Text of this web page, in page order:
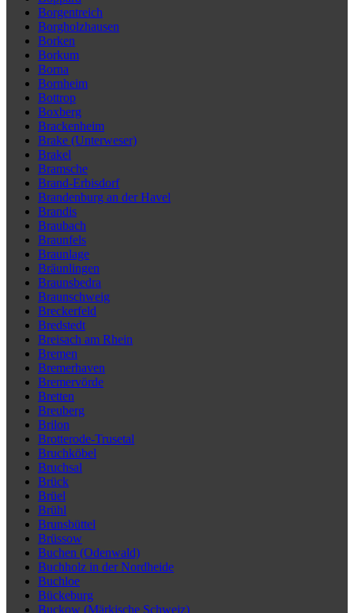
Borgentreich
Borgholzhausen
Borken
Borkum
Borna
Bornheim
Bottrop
Boxberg
Brackenheim
Brake (Unterweser)
Brakel
Bramsche
Brand-Erbisdorf
Brandenburg an der Havel
Brandis
Braubach
Braunfels
Braunlage
Bräunlingen
Braunsbedra
Braunschweig
Breckerfeld
Bredstedt
Breisach am Rhein
Bremen
Bremerhaven
Bremervörde
Bretten
Breuberg
Brilon
Brotterode-Trusetal
Bruchköbel
Bruchsal
Brück
Brüel
Brühl
Brunsbüttel
Brüssow
Buchen (Odenwald)
Buchholz in der Nordheide
Buchloe
Bückeburg
Buckow (Märkische Schweiz)